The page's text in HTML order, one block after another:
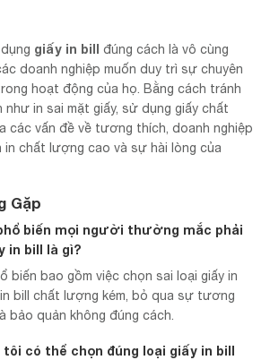
giấy in bill đúng cách là vô cùng
doanh nghiệp muốn duy trì sự chuyên
hoạt động của họ. Bằng cách tránh
như in sai mặt giấy, sử dụng giấy chất
các vấn đề về tương thích, doanh nghiệp
in chất lượng cao và sự hài lòng của
Gặp
biến mọi người thường mắc phải
in bill là gì?
biến bao gồm việc chọn sai loại giấy in
bill chất lượng kém, bỏ qua sự tương
bảo quản không đúng cách.
tôi có thể chọn đúng loại giấy in bill